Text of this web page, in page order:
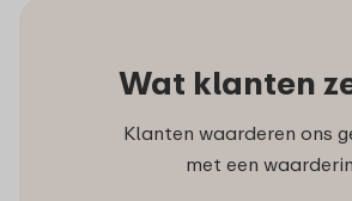
Wat klanten
Klanten waarderen ons
met een